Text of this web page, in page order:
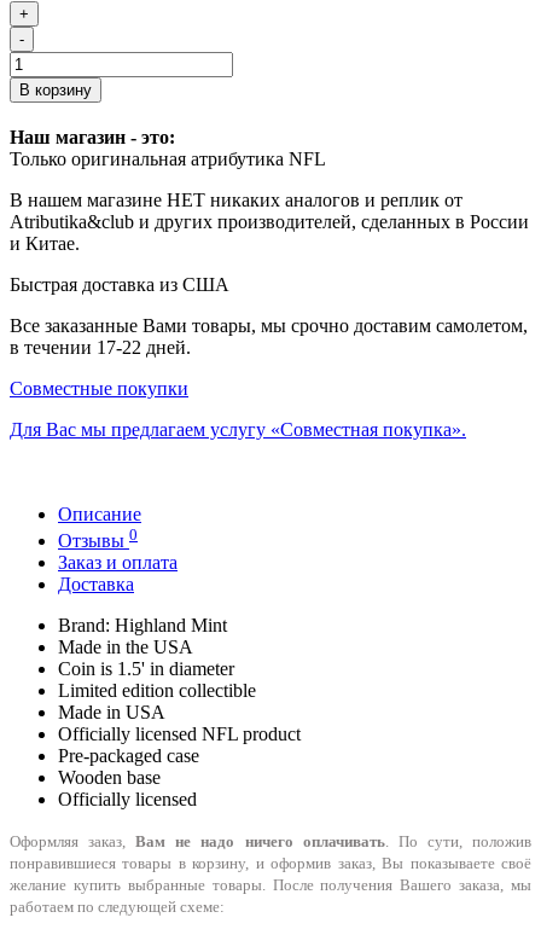
+
-
В корзину
Наш магазин - это:
Только оригинальная атрибутика NFL
В нашем магазине НЕТ никаких аналогов и реплик от
Atributika&club и других производителей, сделанных в России
и Китае.
Быстрая доставка из США
Все заказанные Вами товары, мы срочно доставим самолетом,
в течении 17-22 дней.
Совместные покупки
Для Вас мы предлагаем услугу «Совместная покупка».
Описание
Отзывы 0
Заказ и оплата
Доставка
Brand: Highland Mint
Made in the USA
Coin is 1.5' in diameter
Limited edition collectible
Made in USA
Officially licensed NFL product
Pre-packaged case
Wooden base
Officially licensed
Оформляя заказ,Вам не надо ничего оплачивать. По сути, положив
понравившиеся товары в корзину, и оформив заказ, Вы показываете своё
желание купить выбранные товары. После получения Вашего заказа, мы
работаем по следующей схеме: